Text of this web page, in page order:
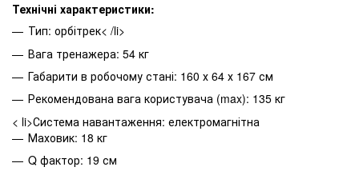
Технічні характеристики:
Тип: орбітрек< /li>
Вага тренажера: 54 кг
Габарити в робочому стані: 160 х 64 х 167 см
Рекомендована вага користувача (max): 135 кг
< li>Система навантаження: електромагнітна
Маховик: 18 кг
Q фактор: 19 см